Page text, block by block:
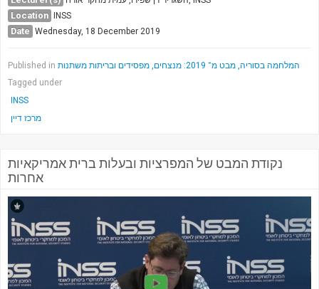
TAU General
Search
Location INSS
Date Wednesday, 18 December 2019
Published in
המלחמה בסוריה, מבט מ־ 2019: מנצחים, מפסידים ובריתות משתנות
Tagged under
INSS
מרכז דיין
נקודת המבט של המפרציות ובעלות ברית אמריקאיות
אחרות